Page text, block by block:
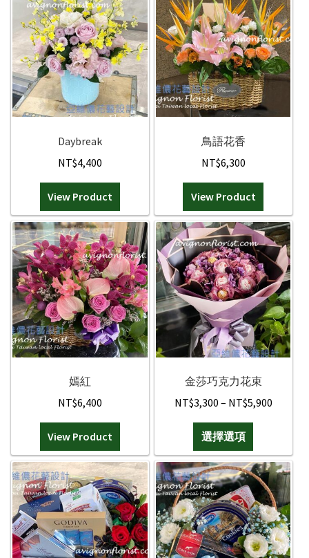
項
Daybreak
NT$4,400
View Product
鳥語花香
NT$6,300
View Product
嫣紅
NT$6,400
View Product
金莎巧克力花束
NT$3,300 – NT$5,900Price
選擇選項
產
品
有
多
種
款
式。